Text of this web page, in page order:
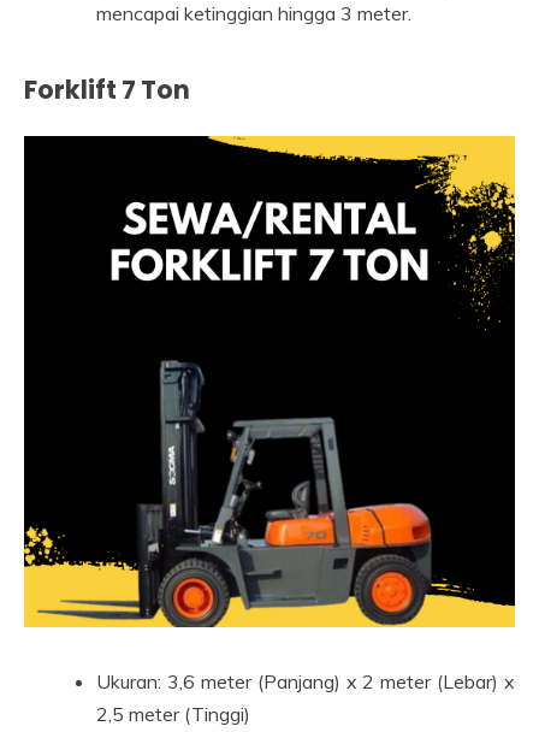
mencapai ketinggian hingga 3 meter.
Forklift 7 Ton
Ukuran: 3,6 meter (Panjang) x 2 meter (Lebar) x
2,5 meter (Tinggi)